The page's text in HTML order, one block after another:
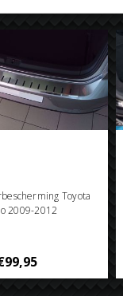
Toyota
2009-2012